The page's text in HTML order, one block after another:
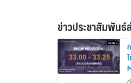
ข่าวประชาสัมพันธ์